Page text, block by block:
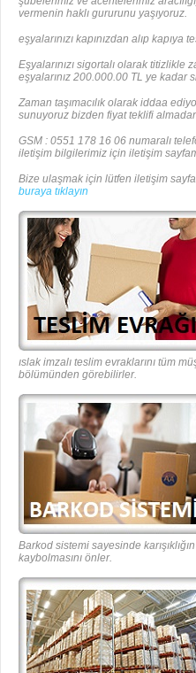
vermenin haklı gururunu yaşıyoruz.
eşyalarınızı kapınızdan alıp kapıya
Eşyalarınızı sigortalı olarak titizlikle
eşyalarınız 200.000.00 TL ye kadar
Zaman taşımacılık olarak iddaa
sunuyoruz bizden fiyat teklifi
GSM : 0551 178 16 06 numaralı
iletişim bilgilerimiz için iletişim
Bize ulaşmak için lütfen iletişim
buraya tıklayın
ıslak imzalı teslim evraklarını tüm
bölümünden görebilirler.
Barkod sistemi sayesinde
kaybolmasını önler.